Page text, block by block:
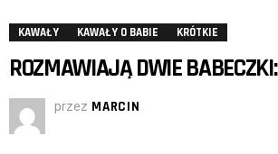
KAWAŁY KAWAŁY O BABIE KRÓTKIE
ROZMAWIAJĄ DWIE BABECZKI:
przez MARCIN